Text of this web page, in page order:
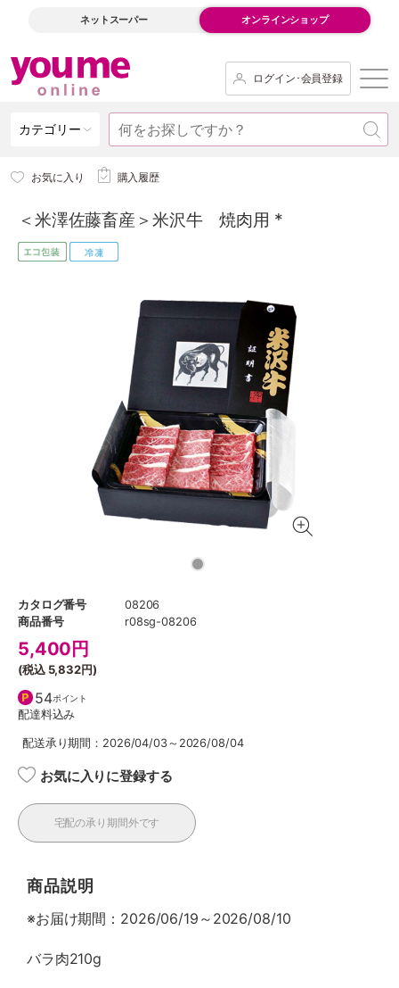
ネットスーパー オンラインショップ
ログイン･会員登録
カテゴリー
お気に入り 購入履歴
＜米澤佐藤畜産＞米沢牛 焼肉用 *
カタログ番号
08206
商品番号
r08sg-08206
5,400 円
(税込 5,832円)
54ポイント
配達料込み
配送承り期間：2026/04/03～2026/08/04
お気に入りに登録する
宅配の承り期間外です
商品説明
※お届け期間：2026/06/19～2026/08/10
バラ肉210g